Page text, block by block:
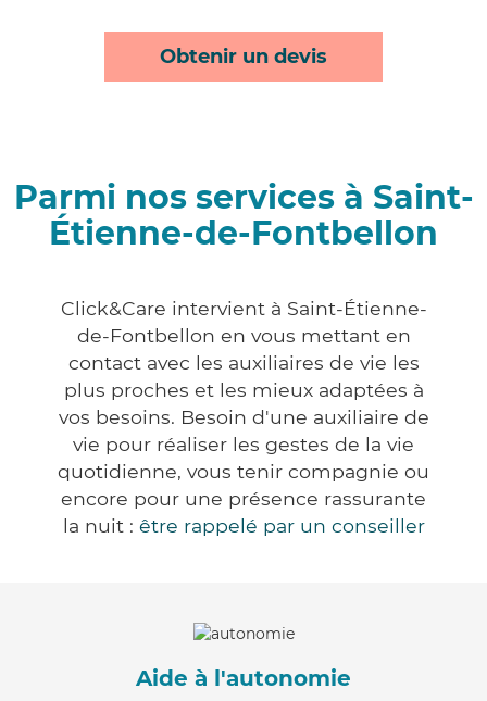
Obtenir un devis
Parmi nos services à Saint-
Étienne-de-Fontbellon
Click&Care intervient à Saint-Étienne-
de-Fontbellon en vous mettant en
contact avec les auxiliaires de vie les
plus proches et les mieux adaptées à
vos besoins. Besoin d'une auxiliaire de
vie pour réaliser les gestes de la vie
quotidienne, vous tenir compagnie ou
encore pour une présence rassurante
la nuit : être rappelé par un conseiller
Aide à l'autonomie